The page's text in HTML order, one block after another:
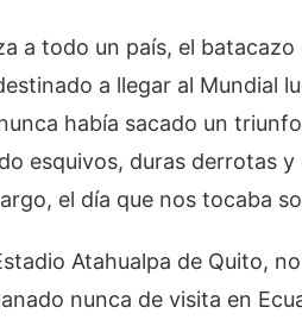
a todo un país, el batacazo
a llegar al Mundial
había sacado un
esquivos, duras derrotas
el día que nos tocaba
Atahualpa de Quito,
nunca de visita en